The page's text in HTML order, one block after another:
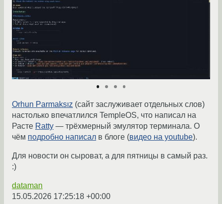
Orhun Parmaksız (сайт заслуживает отдельных слов)
настолько впечатлился TempleOS, что написал на
Расте Ratty — трёхмерный эмулятор терминала. О
чём подробно написал в блоге (видео на youtube).
Для новости он сыроват, а для пятницы в самый раз.
:)
dataman
15.05.2026 17:25:18 +00:00